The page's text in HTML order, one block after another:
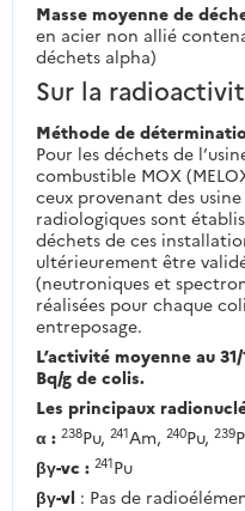
Masse moyenne de
en acier non allié
déchets alpha)
Sur la
Méthode de
Pour les déchets de
combustible MOX
ceux provenant des
radiologiques sont
déchets de ces
ultérieurement être
(neutroniques et
réalisées pour chaque
entreposage.
L’activité moyenne au
Bq/g de colis.
Les principaux
α : 238Pu, 241Am, 240Pu, 239
βγ-vc : 241Pu
βγ-vl : Pas de